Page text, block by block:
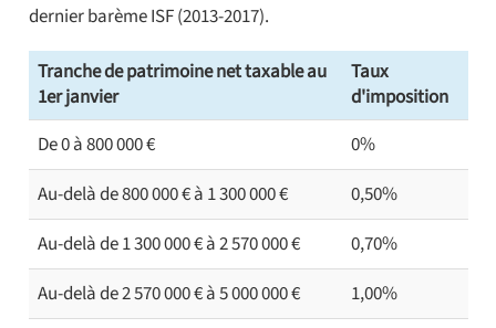
dernier barème ISF (2013-2017).
Tranche de patrimoine net taxable au
1er janvier
Taux
d'imposition
De 0 à 800 000 €
0%
Au-delà de 800 000 € à 1 300 000 €
0,50%
Au-delà de 1 300 000 € à 2 570 000 €
0,70%
Au-delà de 2 570 000 € à 5 000 000 €
1,00%